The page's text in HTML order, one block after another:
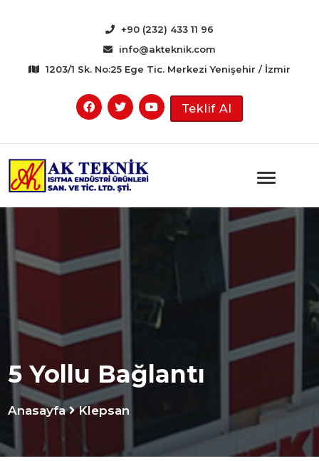
+90 (232) 433 11 96
info@akteknik.com
1203/1 Sk. No:25 Ege Tic. Merkezi Yenişehir / İzmir
Teklif Al
5 Yollu Bağlantı
Anasayfa Klepsan